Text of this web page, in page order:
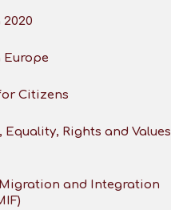
Citizens
Equality, Rights and Values
and Integration